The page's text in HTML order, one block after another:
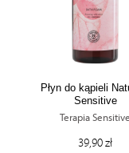
Płyn do kąpieli
Sensitive
Terapia Sensitive
39,90 zł